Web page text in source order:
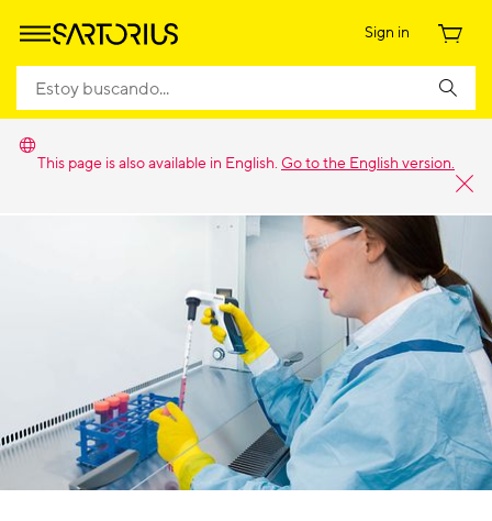
Sign in
This page is also available in English. Go to the English version.